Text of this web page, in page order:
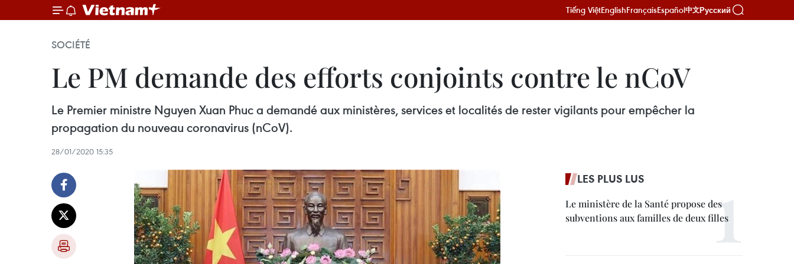
Tiếng ViệtEnglishFrançaisEspañol中文Русский
SOCIÉTÉ
Le PM demande des efforts conjoints contre le nCoV
Le Premier ministre Nguyen Xuan Phuc a demandé aux ministères, services et localités de rester vigilants pour empêcher la
propagation du nouveau coronavirus (nCoV).
28/01/2020 15:35
LES PLUS LUS
Le ministère de la Santé propose des
subventions aux familles de deux filles